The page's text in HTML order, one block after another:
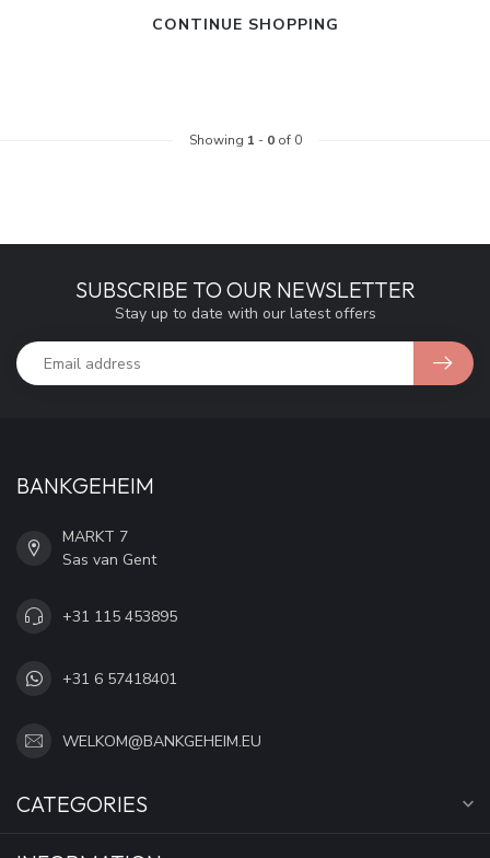
CONTINUE SHOPPING
Showing 1 - 0of 0
SUBSCRIBE TO OUR NEWSLETTER
Stay up to date with our latest offers
BANKGEHEIM
MARKT 7
Sas van Gent
+31 115 453895
+31 6 57418401
WELKOM@BANKGEHEIM.EU
CATEGORIES